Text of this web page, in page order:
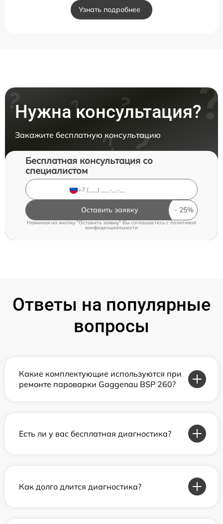
Узнать подробнее
Нужна консультация?
Закажите бесплатную консультацию
Бесплатная консультация со
специалистом
Оставить заявку
Нажимая на кнопку "Оставить заявку" Вы соглашаетесь c политикой
конфиденциальности
Ответы на популярные
вопросы
Какие комплектующие используются при
ремонте пароварки Gaggenau BSP 260?
Есть ли у вас бесплатная диагностика?
Как долго длится диагностика?